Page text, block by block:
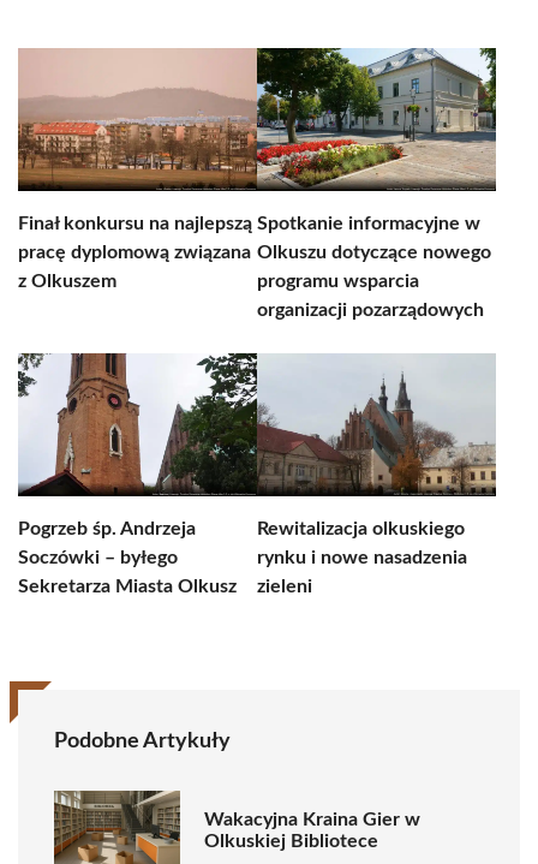
Finał konkursu na najlepszą
pracę dyplomową związana
z Olkuszem
Spotkanie informacyjne w
Olkuszu dotyczące nowego
programu wsparcia
organizacji pozarządowych
Pogrzeb śp. Andrzeja
Soczówki – byłego
Sekretarza Miasta Olkusz
Rewitalizacja olkuskiego
rynku i nowe nasadzenia
zieleni
Podobne Artykuły
Wakacyjna Kraina Gier w
Olkuskiej Bibliotece